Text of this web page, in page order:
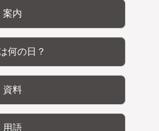
案内
何の日？
資料
用語